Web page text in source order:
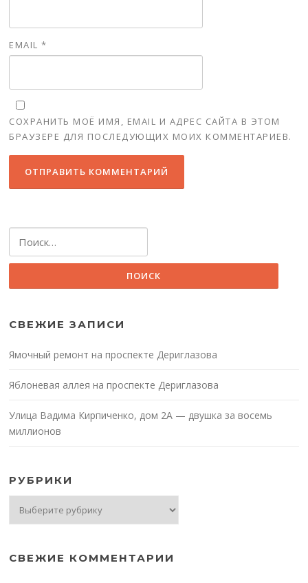
EMAIL*
СОХРАНИТЬ МОЁ ИМЯ, EMAIL И АДРЕС САЙТА В ЭТОМ
БРАУЗЕРЕ ДЛЯ ПОСЛЕДУЮЩИХ МОИХ КОММЕНТАРИЕВ.
СВЕЖИЕ ЗАПИСИ
Ямочный ремонт на проспекте Дериглазова
Яблоневая аллея на проспекте Дериглазова
Улица Вадима Кирпиченко, дом 2А — двушка за восемь
миллионов
РУБРИКИ
СВЕЖИЕ КОММЕНТАРИИ